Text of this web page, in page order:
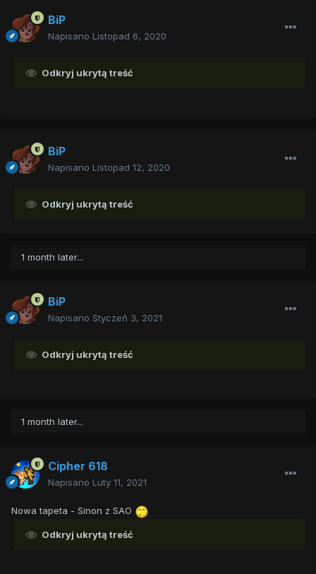
BiP
Napisano Listopad 6, 2020
Odkryj ukrytą treść
BiP
Napisano Listopad 12, 2020
Odkryj ukrytą treść
1 month later...
BiP
Napisano Styczeń 3, 2021
Odkryj ukrytą treść
1 month later...
Cipher 618
Napisano Luty 11, 2021
Nowa tapeta - Sinon z SAO
Odkryj ukrytą treść